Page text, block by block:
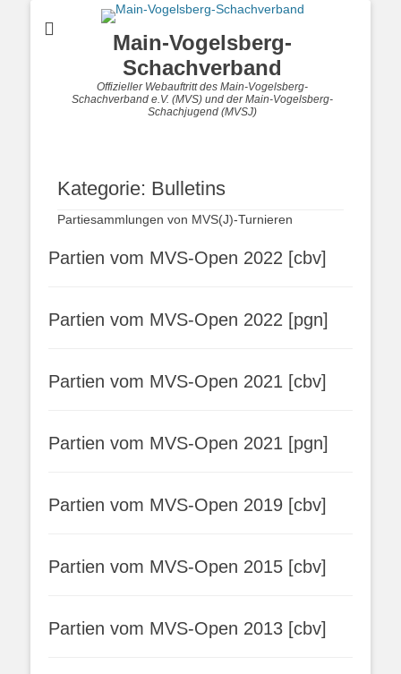
Main-Vogelsberg-
Schachverband
Offizieller Webauftritt des Main-Vogelsberg-
Schachverband e.V. (MVS) und der Main-Vogelsberg-
Schachjugend (MVSJ)
Kategorie: Bulletins
Partiesammlungen von MVS(J)-Turnieren
Partien vom MVS-Open 2022 [cbv]
Partien vom MVS-Open 2022 [pgn]
Partien vom MVS-Open 2021 [cbv]
Partien vom MVS-Open 2021 [pgn]
Partien vom MVS-Open 2019 [cbv]
Partien vom MVS-Open 2015 [cbv]
Partien vom MVS-Open 2013 [cbv]